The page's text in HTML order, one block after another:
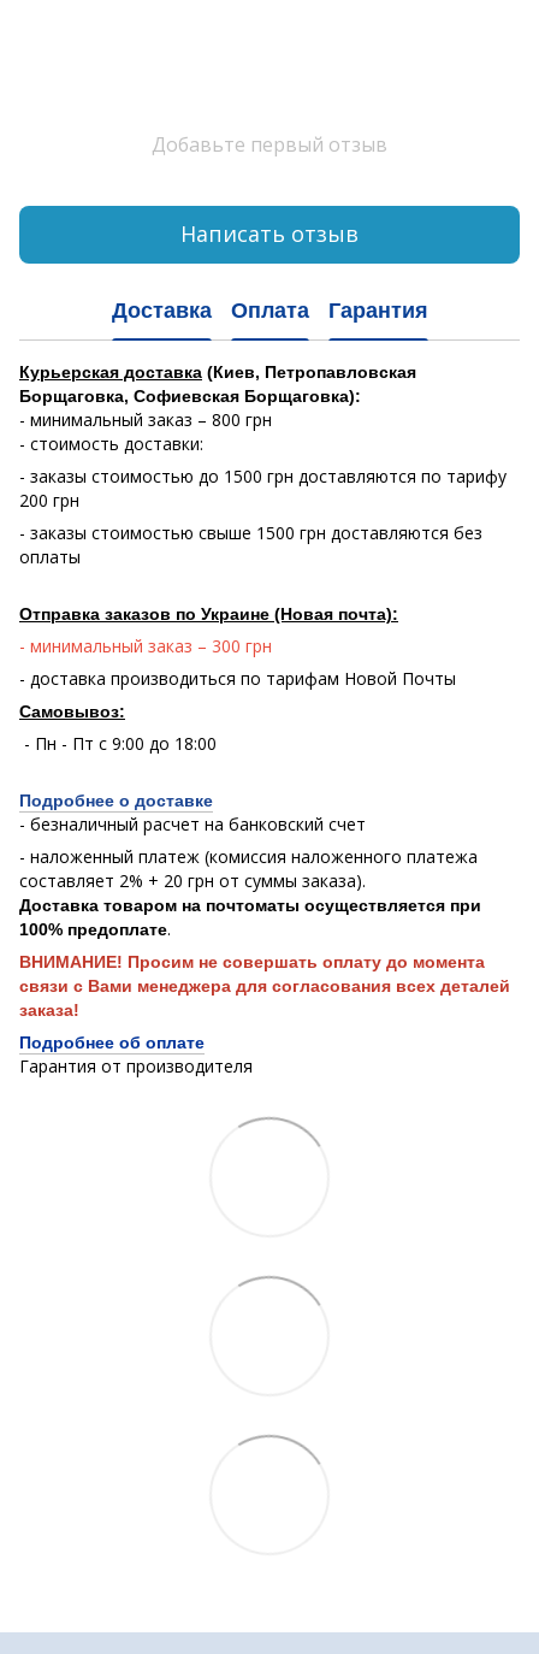
Добавьте первый отзыв
Написать отзыв
Доставка Оплата Гарантия
Курьерская доставка (Киев, Петропавловская
Борщаговка, Софиевская Борщаговка):
- минимальный заказ – 800 грн
- стоимость доставки:
- заказы стоимостью до 1500 грн доставляются по тарифу
200 грн
- заказы стоимостью свыше 1500 грн доставляются без
оплаты
Отправка заказов по Украине (Новая почта):
- минимальный заказ – 300 грн
- доставка производиться по тарифам Новой Почты
Самовывоз:
- Пн - Пт с 9:00 до 18:00
Подробнее о доставке
- безналичный расчет на банковский счет
- наложенный платеж (комиссия наложенного платежа
составляет 2% + 20 грн от суммы заказа).
Доставка товаром на почтоматы осуществляется при
100% предоплате.
ВНИМАНИЕ! Просим не совершать оплату до момента
связи с Вами менеджера для согласования всех деталей
заказа!
Подробнее об оплате
Гарантия от производителя